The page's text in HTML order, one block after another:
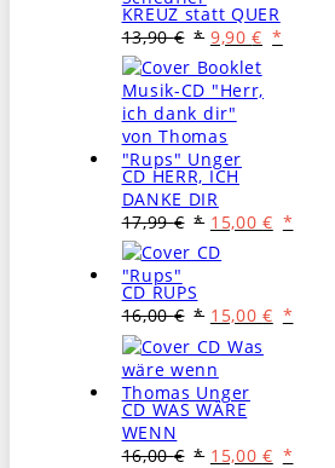
KREUZ statt QUER
13,90€
Ursprünglicher
Preis
war:
13,90 €
9,90€
CD HERR, ICH
DANKE DIR
17,99€
Ursprünglicher
Preis
war:
15,00€
CD RUPS
16,00€
Ursprünglicher
Preis
war:
16,00 €
15,00€
CD WAS WÄRE
WENN
16,00€
Ursprünglicher
15,00€